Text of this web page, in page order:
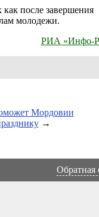
после завершения
молодежи.
РИА «Инфо-
Мордовии
→
Обратная